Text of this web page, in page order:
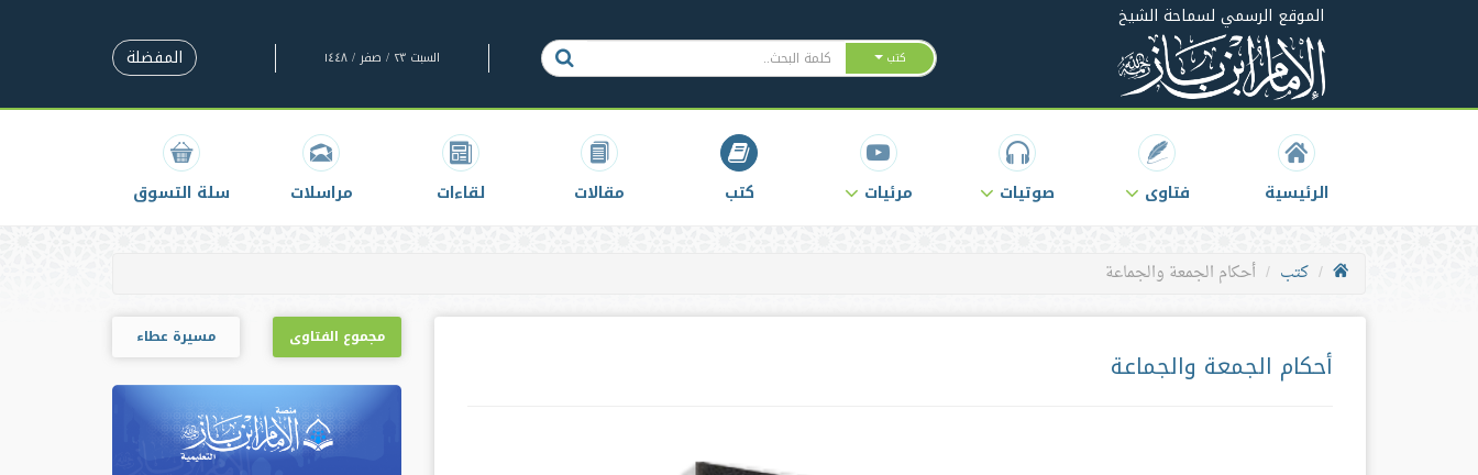
الموقع الرسمي لسماحة الشيخ
كتب السبت ٢٣ / صفر / ١٤٤٨ المفضلة
الرئيسية فتاوى صوتيات مرئيات كتب مقالات لقاءات مراسلات سلة التسوق
كتب أحكام الجمعة والجماعة
أحكام الجمعة والجماعة
مجموع الفتاوى مسيرة عطاء